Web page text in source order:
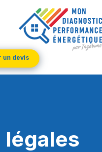
un devis